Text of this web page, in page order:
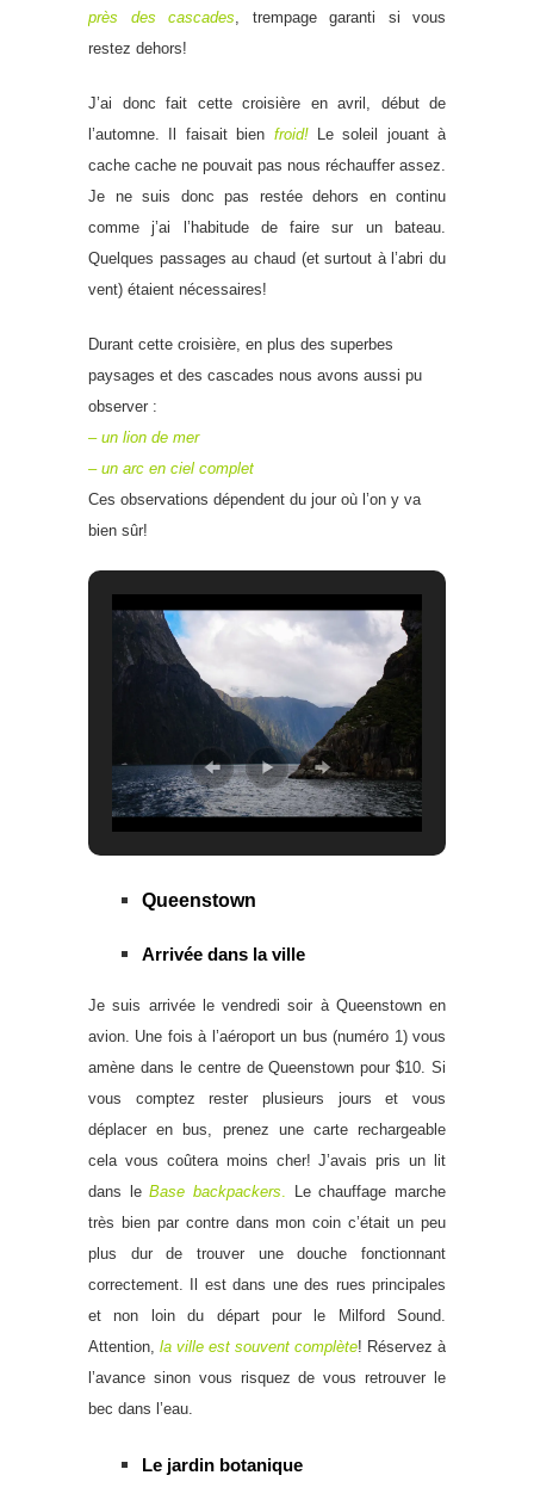
près des cascades, trempage garanti si vous
restez dehors!
J’ai donc fait cette croisière en avril, début de
l’automne. Il faisait bien froid!Le soleil jouant à
cache cache ne pouvait pas nous réchauffer assez.
Je ne suis donc pas restée dehors en continu
comme j’ai l’habitude de faire sur un bateau.
Quelques passages au chaud (et surtout à l’abri du
vent) étaient nécessaires!
Durant cette croisière, en plus des superbes
paysages et des cascades nous avons aussi pu
observer :
– un lion de mer
– un arc en ciel complet
Ces observations dépendent du jour où l’on y va
bien sûr!
Queenstown
Arrivée dans la ville
Je suis arrivée le vendredi soir à Queenstown en
avion. Une fois à l’aéroport un bus (numéro 1) vous
amène dans le centre de Queenstown pour $10. Si
vous comptez rester plusieurs jours et vous
déplacer en bus, prenez une carte rechargeable
cela vous coûtera moins cher! J’avais pris un lit
dans leBase backpackers
Le chauffage marche
très bien par contre dans mon coin c’était un peu
plus dur de trouver une douche fonctionnant
correctement. Il est dans une des rues principales
et non loin du départ pour le Milford Sound.
Attention, la ville est souvent complète! Réservez à
l’avance sinon vous risquez de vous retrouver le
bec dans l’eau.
Le jardin botanique